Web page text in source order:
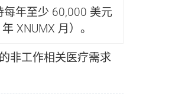
年至少 60,000 美元
XNUMX 月）。
非工作相关医疗需求